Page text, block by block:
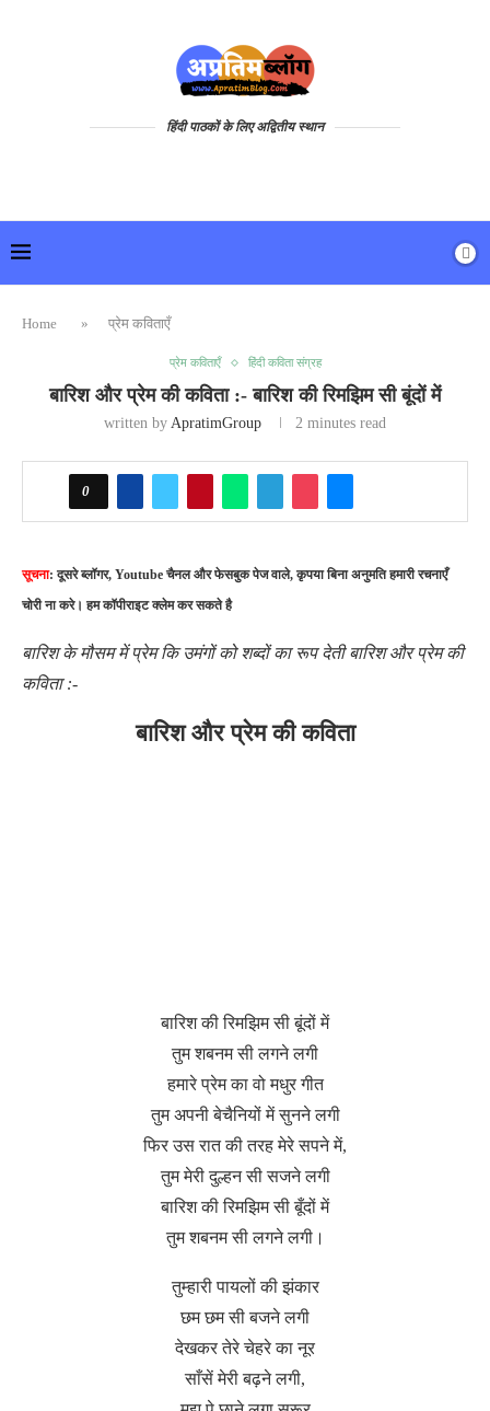
हिंदी पाठकों के लिए अद्वितीय स्थान
Home » प्रेम कविताएँ
प्रेम कविताएँ हिंदी कविता संग्रह
बारिश और प्रेम की कविता :- बारिश की रिमझिम सी बूंदों में
written by ApratimGroup 2 minutes read
0
सूचना: दूसरे ब्लॉगर, Youtube चैनल और फेसबुक पेज वाले, कृपया बिना अनुमति हमारी रचनाएँ
चोरी ना करे। हम कॉपीराइट क्लेम कर सकते है
बारिश के मौसम में प्रेम कि उमंगों को शब्दों का रूप देती बारिश और प्रेम की
कविता :-
बारिश और प्रेम की कविता
बारिश की रिमझिम सी बूंदों में
तुम शबनम सी लगने लगी
हमारे प्रेम का वो मधुर गीत
तुम अपनी बेचैनियों में सुनने लगी
फिर उस रात की तरह मेरे सपने में,
तुम मेरी दुल्हन सी सजने लगी
बारिश की रिमझिम सी बूँदों में
तुम शबनम सी लगने लगी।
तुम्हारी पायलों की झंकार
छम छम सी बजने लगी
देखकर तेरे चेहरे का नूर
साँसें मेरी बढ़ने लगी,